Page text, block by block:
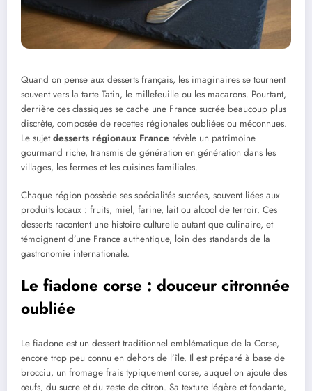
Quand on pense aux desserts français, les imaginaires se tournent
souvent vers la tarte Tatin, le millefeuille ou les macarons. Pourtant,
derrière ces classiques se cache une France sucrée beaucoup plus
discrète, composée de recettes régionales oubliées ou méconnues.
Le sujetdesserts régionaux France révèle un patrimoine
gourmand riche, transmis de génération en génération dans les
villages, les fermes et les cuisines familiales.
Chaque région possède ses spécialités sucrées, souvent liées aux
produits locaux : fruits, miel, farine, lait ou alcool de terroir. Ces
desserts racontent une histoire culturelle autant que culinaire, et
témoignent d’une France authentique, loin des standards de la
gastronomie internationale.
Le fiadone corse : douceur citronnée
oubliée
Le fiadone est un dessert traditionnel emblématique de la Corse,
encore trop peu connu en dehors de l’île. Il est préparé à base de
brocciu, un fromage frais typiquement corse, auquel on ajoute des
œufs, du sucre et du zeste de citron. Sa texture légère et fondante,